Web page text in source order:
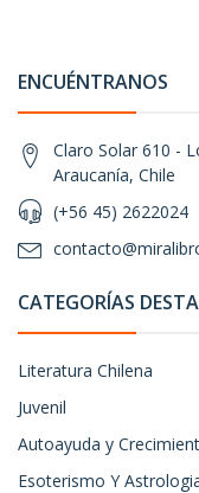
ENCUÉNTRANOS
Claro Solar 610 -
Araucanía, Chile
(+56 45) 2622024
CATEGORÍAS
Literatura Chilena
Juvenil
Autoayuda y
Esoterismo Y